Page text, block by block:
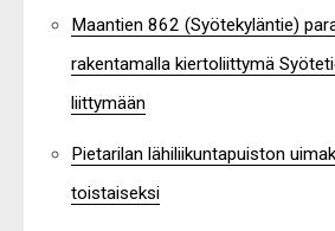
Maantien 862 (Syötekyläntie)
rakentamalla kiertoliittymä
liittymään
Pietarilan lähiliikuntapuiston
toistaiseksi